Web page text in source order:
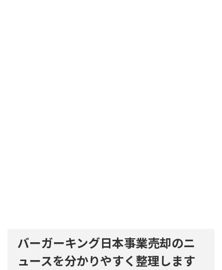
バーガーキング日本事業売却のニ
ュースを分かりやすく整理します